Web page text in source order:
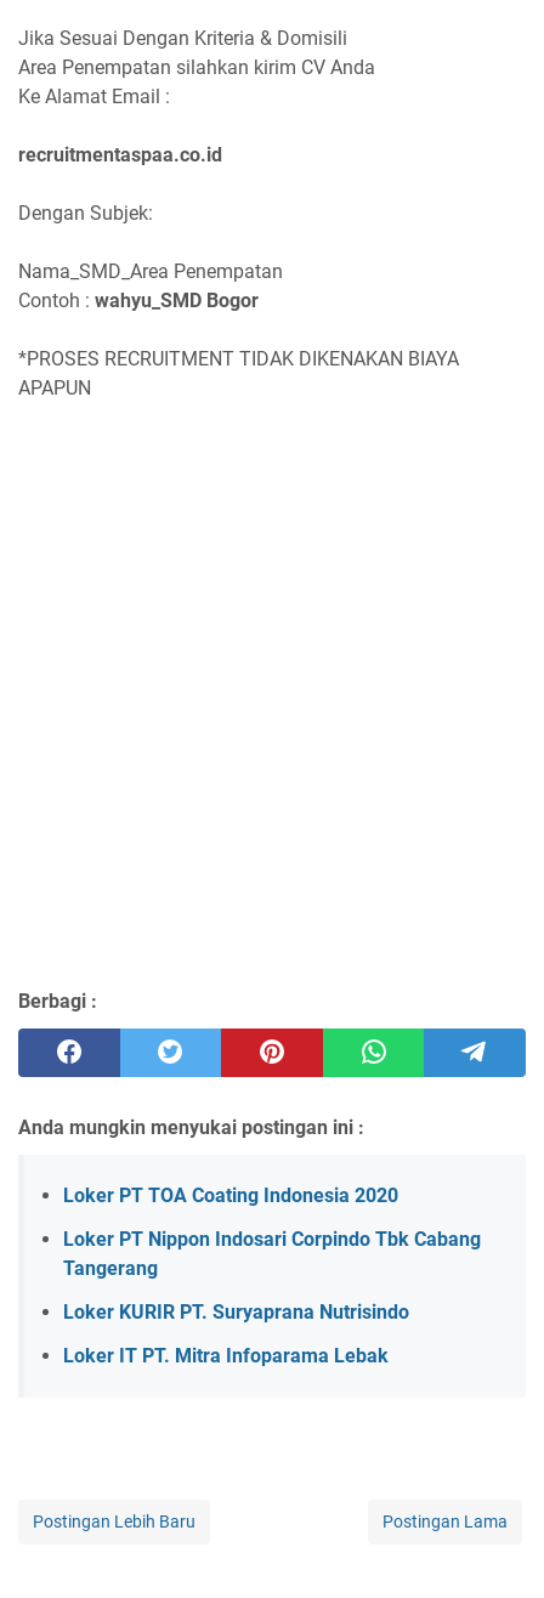
Jika Sesuai Dengan Kriteria & Domisili
Area Penempatan silahkan kirim CV Anda
Ke Alamat Email :
recruitmentaspaa.co.id
Dengan Subjek:
Nama_SMD_Area Penempatan
Contoh : wahyu_SMD Bogor
*PROSES RECRUITMENT TIDAK DIKENAKAN BIAYA
APAPUN
Berbagi :
Anda mungkin menyukai postingan ini :
Loker PT TOA Coating Indonesia 2020
Loker PT Nippon Indosari Corpindo Tbk Cabang
Tangerang
Loker KURIR PT. Suryaprana Nutrisindo
Loker IT PT. Mitra Infoparama Lebak
Postingan Lebih Baru Postingan Lama